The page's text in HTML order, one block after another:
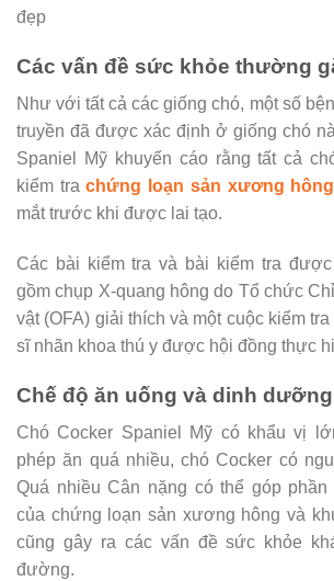
đẹp
Các vấn đề sức khỏe thường
Như với tất cả các giống chó, một số
truyền đã được xác định ở giống chó
Spaniel Mỹ khuyến cáo rằng tất cả
kiểm trachứng loạn sản xương hông
mắt trước khi được lai tạo.
Các bài kiểm tra và bài kiểm tra
gồm chụp X-quang hông do Tổ chức
vật (OFA) giải thích và một cuộc kiểm
sĩ nhãn khoa thú y được hội đồng thực
Chế độ ăn uống và dinh dưỡng
Chó Cocker Spaniel Mỹ có khẩu vị
phép ăn quá nhiều, chó Cocker có
Quá nhiều Cân nặng có thể góp
của chứng loạn sản xương hông và
cũng gây ra các vấn đề sức khỏe
đường.